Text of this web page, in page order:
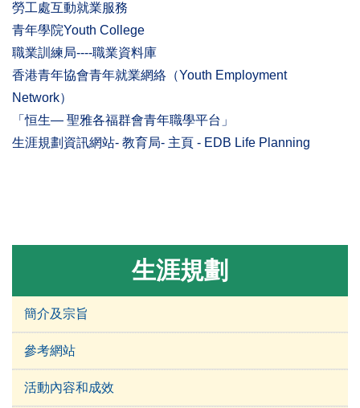
勞工處互動就業服務
青年學院Youth College
職業訓練局----職業資料庫
香港青年協會青年就業網絡（Youth Employment
Network）
「恒生— 聖雅各福群會青年職學平台」
生涯規劃資訊網站- 教育局- 主頁 - EDB Life Planning
生涯規劃
簡介及宗旨
參考網站
活動內容和成效